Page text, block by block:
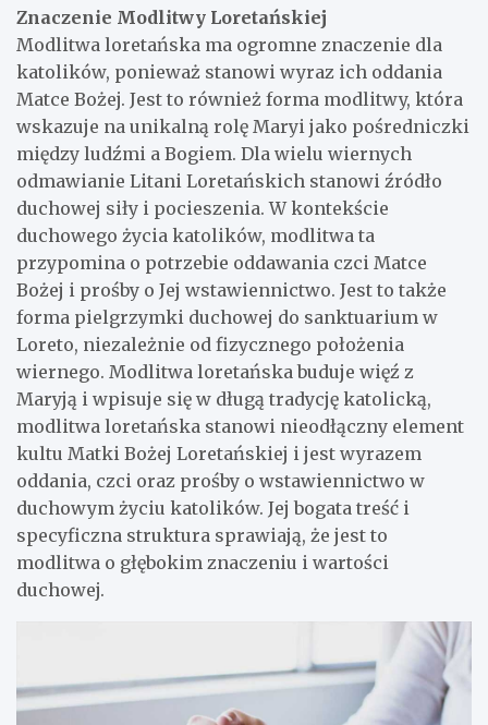
Znaczenie Modlitwy Loretańskiej
Modlitwa loretańska ma ogromne znaczenie dla
katolików, ponieważ stanowi wyraz ich oddania
Matce Bożej. Jest to również forma modlitwy, która
wskazuje na unikalną rolę Maryi jako pośredniczki
między ludźmi a Bogiem. Dla wielu wiernych
odmawianie Litani Loretańskich stanowi źródło
duchowej siły i pocieszenia. W kontekście
duchowego życia katolików, modlitwa ta
przypomina o potrzebie oddawania czci Matce
Bożej i prośby o Jej wstawiennictwo. Jest to także
forma pielgrzymki duchowej do sanktuarium w
Loreto, niezależnie od fizycznego położenia
wiernego. Modlitwa loretańska buduje więź z
Maryją i wpisuje się w długą tradycję katolicką,
modlitwa loretańska stanowi nieodłączny element
kultu Matki Bożej Loretańskiej i jest wyrazem
oddania, czci oraz prośby o wstawiennictwo w
duchowym życiu katolików. Jej bogata treść i
specyficzna struktura sprawiają, że jest to
modlitwa o głębokim znaczeniu i wartości
duchowej.